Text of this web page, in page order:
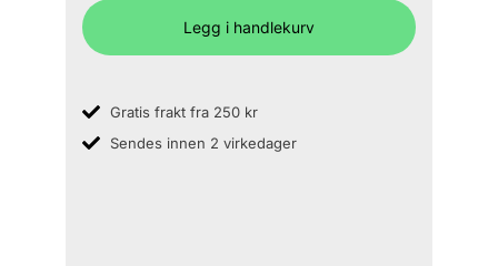
Legg i handlekurv
Gratis frakt fra 250 kr
Sendes innen 2 virkedager